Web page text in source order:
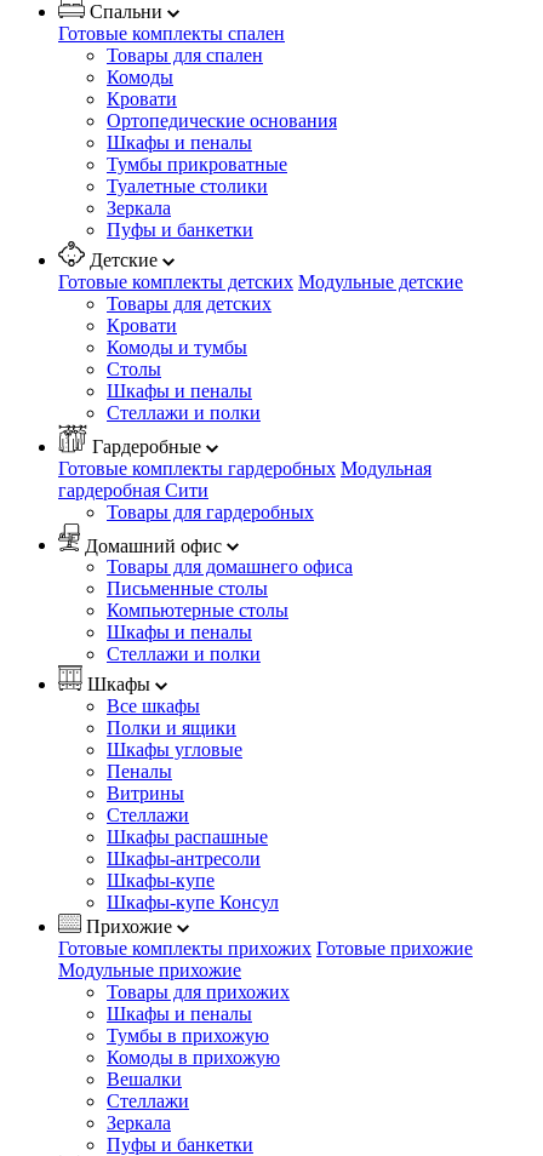
Спальни
Готовые комплекты спален
Товары для спален
Комоды
Кровати
Ортопедические основания
Шкафы и пеналы
Тумбы прикроватные
Туалетные столики
Зеркала
Пуфы и банкетки
Детские
Готовые комплекты детских Модульные детские
Товары для детских
Кровати
Комоды и тумбы
Столы
Шкафы и пеналы
Стеллажи и полки
Гардеробные
Готовые комплекты гардеробных Модульная
гардеробная Сити
Товары для гардеробных
Домашний офис
Товары для домашнего офиса
Письменные столы
Компьютерные столы
Шкафы и пеналы
Стеллажи и полки
Шкафы
Все шкафы
Полки и ящики
Шкафы угловые
Пеналы
Витрины
Стеллажи
Шкафы распашные
Шкафы-антресоли
Шкафы-купе
Шкафы-купе Консул
Прихожие
Готовые комплекты прихожих Готовые прихожие
Модульные прихожие
Товары для прихожих
Шкафы и пеналы
Тумбы в прихожую
Комоды в прихожую
Вешалки
Стеллажи
Зеркала
Пуфы и банкетки